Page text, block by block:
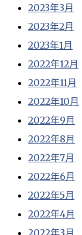
2023年3月
2023年2月
2023年1月
2022年12月
2022年11月
2022年10月
2022年9月
2022年8月
2022年7月
2022年6月
2022年5月
2022年4月